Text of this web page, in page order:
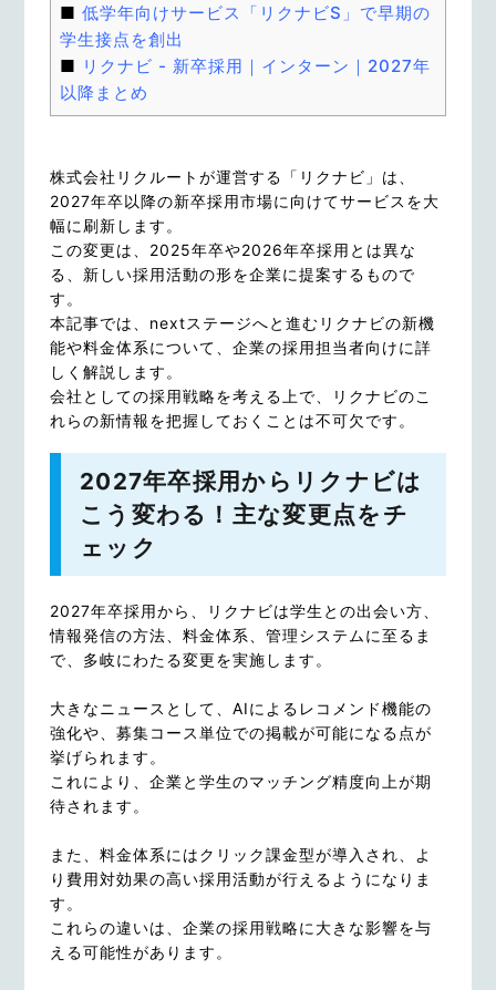
低学年向けサービス「リクナビS」で早期の
学生接点を創出
リクナビ - 新卒採用｜インターン｜2027年
以降まとめ
株式会社リクルートが運営する「リクナビ」は、
2027年卒以降の新卒採用市場に向けてサービスを大
幅に刷新します。
この変更は、2025年卒や2026年卒採用とは異な
る、新しい採用活動の形を企業に提案するもので
す。
本記事では、nextステージへと進むリクナビの新機
能や料金体系について、企業の採用担当者向けに詳
しく解説します。
会社としての採用戦略を考える上で、リクナビのこ
れらの新情報を把握しておくことは不可欠です。
2027年卒採用からリクナビは
こう変わる！主な変更点をチ
ェック
2027年卒採用から、リクナビは学生との出会い方、
情報発信の方法、料金体系、管理システムに至るま
で、多岐にわたる変更を実施します。
大きなニュースとして、AIによるレコメンド機能の
強化や、募集コース単位での掲載が可能になる点が
挙げられます。
これにより、企業と学生のマッチング精度向上が期
待されます。
また、料金体系にはクリック課金型が導入され、よ
り費用対効果の高い採用活動が行えるようになりま
す。
これらの違いは、企業の採用戦略に大きな影響を与
える可能性があります。